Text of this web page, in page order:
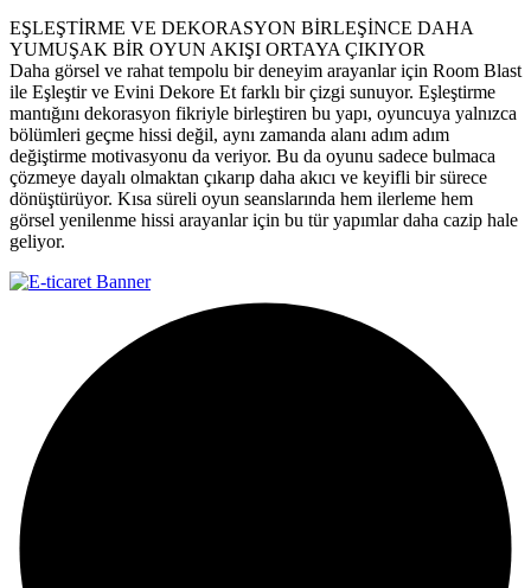
EŞLEŞTİRME VE DEKORASYON BİRLEŞİNCE DAHA
YUMUŞAK BİR OYUN AKIŞI ORTAYA ÇIKIYOR
Daha görsel ve rahat tempolu bir deneyim arayanlar için Room Blast
ile Eşleştir ve Evini Dekore Et farklı bir çizgi sunuyor. Eşleştirme
mantığını dekorasyon fikriyle birleştiren bu yapı, oyuncuya yalnızca
bölümleri geçme hissi değil, aynı zamanda alanı adım adım
değiştirme motivasyonu da veriyor. Bu da oyunu sadece bulmaca
çözmeye dayalı olmaktan çıkarıp daha akıcı ve keyifli bir sürece
dönüştürüyor. Kısa süreli oyun seanslarında hem ilerleme hem
görsel yenilenme hissi arayanlar için bu tür yapımlar daha cazip hale
geliyor.